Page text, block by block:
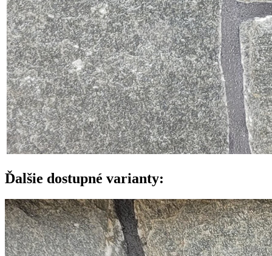
Ďalšie dostupné varianty: